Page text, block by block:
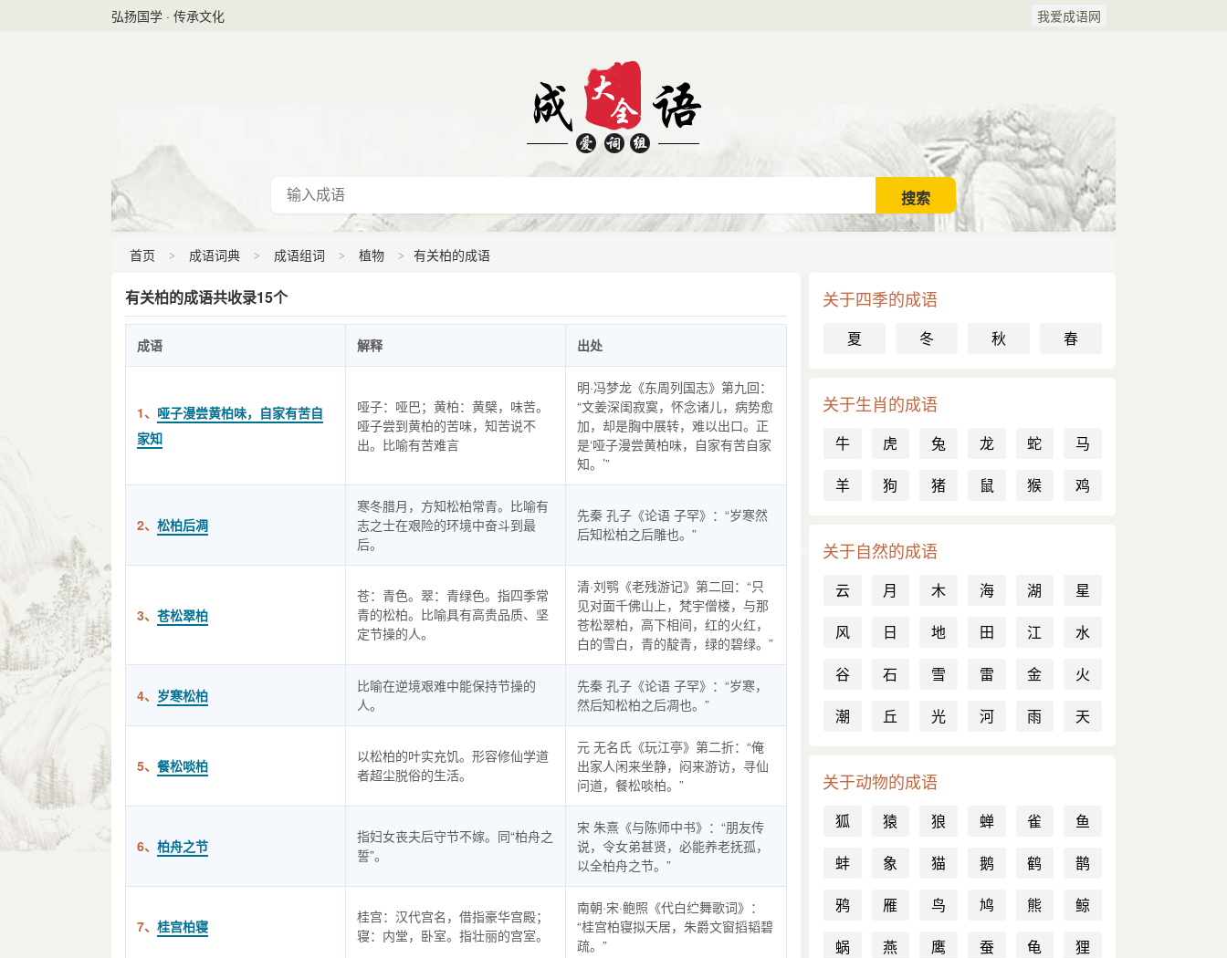
弘扬国学 · 传承文化 我爱成语网
首页 成语词典 成语组词 植物 有关柏的成语
有关柏的成语共收录15个
成语 解释 出处
1、 哑子漫尝黄柏味，自家有苦自
家知
哑子：哑巴；黄柏：黄檗，味苦。
哑子尝到黄柏的苦味，知苦说不
出。比喻有苦难言
明·冯梦龙《东周列国志》第九回：
“文姜深闺寂寞，怀念诸儿，病势愈
加，却是胸中展转，难以出口。正
是‘哑子漫尝黄柏味，自家有苦自家
知。’”
2、 松柏后凋
寒冬腊月，方知松柏常青。比喻有
志之士在艰险的环境中奋斗到最
后。
先秦 孔子《论语 子罕》：“岁寒然
后知松柏之后雕也。”
3、 苍松翠柏
苍：青色。翠：青绿色。指四季常
青的松柏。比喻具有高贵品质、坚
定节操的人。
清·刘鹗《老残游记》第二回：“只
见对面千佛山上，梵宇僧楼，与那
苍松翠柏，高下相间，红的火红，
白的雪白，青的靛青，绿的碧绿。”
4、 岁寒松柏
比喻在逆境艰难中能保持节操的
人。
先秦 孔子《论语 子罕》：“岁寒，
然后知松柏之后凋也。”
5、 餐松啖柏
以松柏的叶实充饥。形容修仙学道
者超尘脱俗的生活。
元 无名氏《玩江亭》第二折：“俺
出家人闲来坐静，闷来游访，寻仙
问道，餐松啖柏。”
6、 柏舟之节
指妇女丧夫后守节不嫁。同“柏舟之
誓”。
宋 朱熹《与陈师中书》：“朋友传
说，令女弟甚贤，必能养老抚孤，
以全柏舟之节。”
7、 桂宫柏寝
桂宫：汉代宫名，借指豪华宫殿；
寝：内堂，卧室。指壮丽的宫室。
南朝·宋·鲍照《代白纻舞歌词》：
“桂宫柏寝拟天居，朱爵文窗搯韬碧
疏。”
关于四季的成语
夏 冬 秋 春
关于生肖的成语
牛 虎 兔 龙 蛇
马
羊
狗 猪 鼠 猴 鸡
关于自然的成语
云 月 木 海 湖
星
风
日 地 田 江
水
谷
石 雪 雷 金
火
潮
丘 光 河 雨 天
关于动物的成语
狐 猿 狼 蝉 雀
鱼
蚌
象 猫 鹅 鹤
鹊
鸦
雁 鸟 鸠 熊
鲸
蜗
燕 鹰 蚕 龟 狸